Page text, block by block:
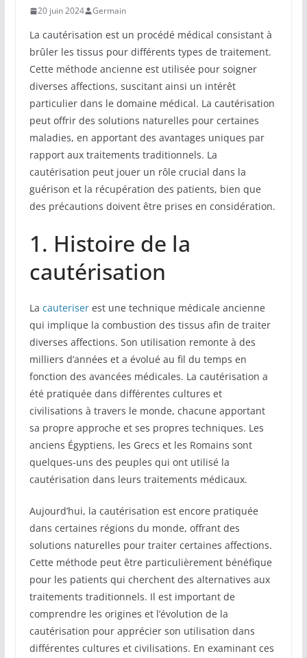
20 juin 2024 Germain
La cautérisation est un procédé médical consistant à
brûler les tissus pour différents types de traitement.
Cette méthode ancienne est utilisée pour soigner
diverses affections, suscitant ainsi un intérêt
particulier dans le domaine médical. La cautérisation
peut offrir des solutions naturelles pour certaines
maladies, en apportant des avantages uniques par
rapport aux traitements traditionnels. La
cautérisation peut jouer un rôle crucial dans la
guérison et la récupération des patients, bien que
des précautions doivent être prises en considération.
1. Histoire de la
cautérisation
La cauteriserest une technique médicale ancienne
qui implique la combustion des tissus afin de traiter
diverses affections. Son utilisation remonte à des
milliers d’années et a évolué au fil du temps en
fonction des avancées médicales. La cautérisation a
été pratiquée dans différentes cultures et
civilisations à travers le monde, chacune apportant
sa propre approche et ses propres techniques. Les
anciens Égyptiens, les Grecs et les Romains sont
quelques-uns des peuples qui ont utilisé la
cautérisation dans leurs traitements médicaux.
Aujourd’hui, la cautérisation est encore pratiquée
dans certaines régions du monde, offrant des
solutions naturelles pour traiter certaines affections.
Cette méthode peut être particulièrement bénéfique
pour les patients qui cherchent des alternatives aux
traitements traditionnels. Il est important de
comprendre les origines et l’évolution de la
cautérisation pour apprécier son utilisation dans
différentes cultures et civilisations. En examinant ces